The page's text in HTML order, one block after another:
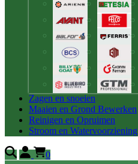
Zagen en snoeien
Maaien en Grond Bewerken
Reinigen en Opruimen
Stroom en Watervoorziening
0